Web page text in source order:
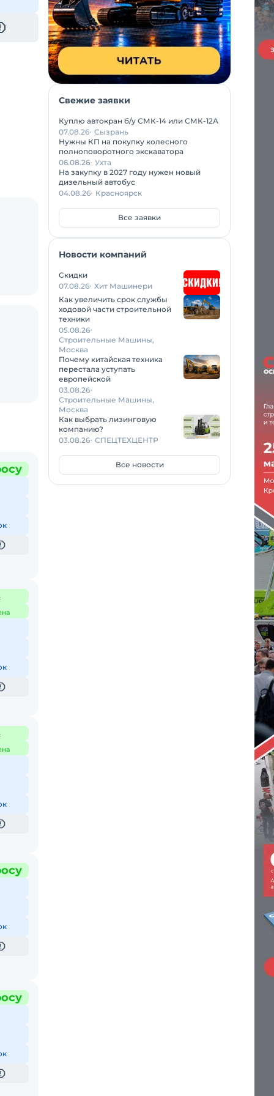
Свежие заявки
Куплю автокран б/у СМК-14 или СМК-12А
07.08.26 Сызрань
Нужны КП на покупку колесного
полноповоротного экскаватора
06.08.26 Ухта
На закупку в 2027 году нужен новый
дизельный автобус
04.08.26 Красноярск
Все заявки
Новости компаний
Скидки
07.08.26 Хит Машинери
Как увеличить срок службы
ходовой части строительной
техники
05.08.26
Строительные Машины,
Москва
Почему китайская техника
перестала уступать
европейской
03.08.26
Строительные Машины,
Москва
Как выбрать лизинговую
компанию?
03.08.26 СПЕЦТЕХЦЕНТР
Все новости